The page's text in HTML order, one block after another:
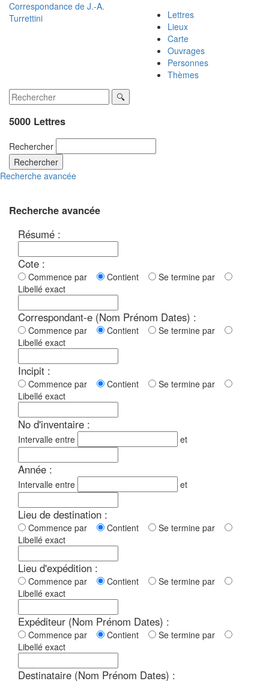
Correspondance de J.-A.
Turrettini
Lettres
Lieux
Carte
Ouvrages
Personnes
Thèmes
5000 Lettres
Rechercher
Rechercher
Recherche avancée
Recherche avancée
Résumé :
Cote :
Commence par Contient
Se termine par
Libellé exact
Correspondant-e (Nom Prénom Dates) :
Commence par Contient
Se termine par
Libellé exact
Incipit :
Commence par Contient
Se termine par
Libellé exact
No d'inventaire :
Intervalle entre et
Année :
Intervalle entre et
Lieu de destination :
Commence par Contient
Se termine par
Libellé exact
Lieu d'expédition :
Commence par Contient
Se termine par
Libellé exact
Expéditeur (Nom Prénom Dates) :
Commence par Contient
Se termine par
Libellé exact
Destinataire (Nom Prénom Dates) :